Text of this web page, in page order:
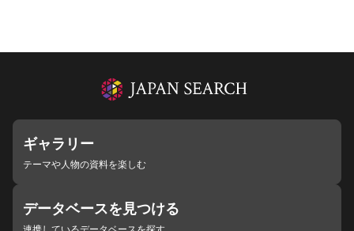
ギャラリー
テーマや人物の資料を楽しむ
データベースを見つける